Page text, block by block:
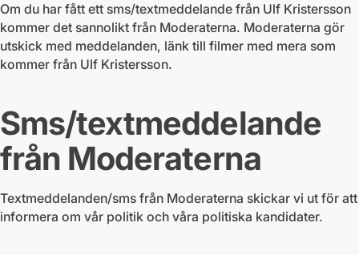
Om du har fått ett sms/textmeddelande från Ulf Kristersson
kommer det sannolikt från Moderaterna. Moderaterna gör
utskick med meddelanden, länk till filmer med mera som
kommer från Ulf Kristersson.
Sms/textmeddelande
från Moderaterna
Textmeddelanden/sms från Moderaterna skickar vi ut för att
informera om vår politik och våra politiska kandidater.